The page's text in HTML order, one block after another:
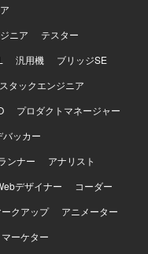
ニア
テスター
汎用機
ブリッジSE
タックエンジニア
プロダクトマネージャー
バッカー
ンナー
アナリスト
デザイナー
コーダー
ークアップ
アニメーター
マーケター